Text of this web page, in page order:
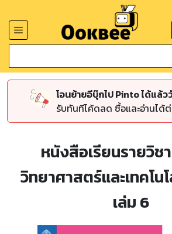
โอนย้ายอีบุ๊กไป Pinto ได้แล้ว
รับทันทีโค้ดลด ซื้อและอ่านได้
หนังสือเรียนรายวิช
วิทยาศาสตร์และเทคโน
เล่ม 6